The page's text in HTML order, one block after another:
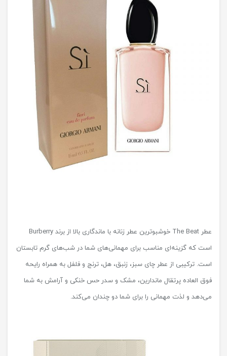
عطر The Beat خوشبوترین عطر زنانه با ماندگاری بالا از برند Burberry
است که گزینه‌ای مناسب برای مهمانی‌های شما در شب‌های گرم تابستان
است. ترکیبی از عطر چای سبز، زنبق، هل، ترنج و فلفل به همراه رایحه
فوق العاده پرتقال ماندارین، مشک و سدر حس خنکی و آرامش به شما
می‌دهد و لذت مهمانی را برای شما دو چندان می‌کند.